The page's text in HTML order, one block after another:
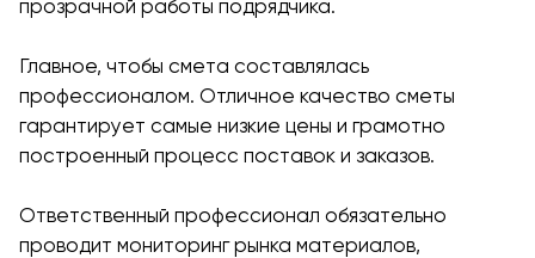
прозрачной работы подрядчика.
Главное, чтобы смета составлялась
профессионалом. Отличное качество сметы
гарантирует самые низкие цены и грамотно
построенный процесс поставок и заказов.
Ответственный профессионал обязательно
проводит мониторинг рынка материалов,